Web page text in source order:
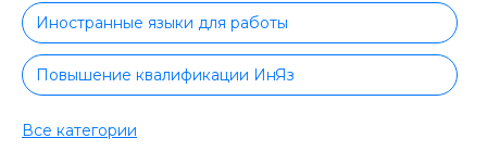
Иностранные языки для работы
Повышение квалификации ИнЯз
Немецкий язык
Все категории